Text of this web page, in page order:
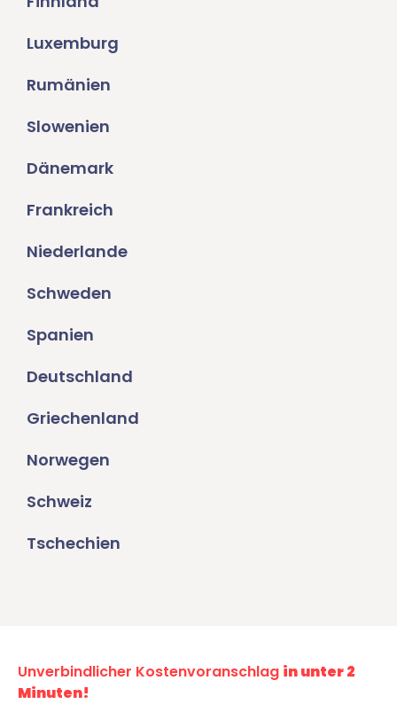
Luxemburg
Rumänien
Slowenien
Dänemark
Frankreich
Niederlande
Schweden
Spanien
Deutschland
Griechenland
Norwegen
Schweiz
Tschechien
Unverbindlicher Kostenvoranschlag in unter 2
Minuten!